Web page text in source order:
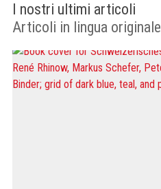
I nostri ultimi articoli
Articoli in lingua originale